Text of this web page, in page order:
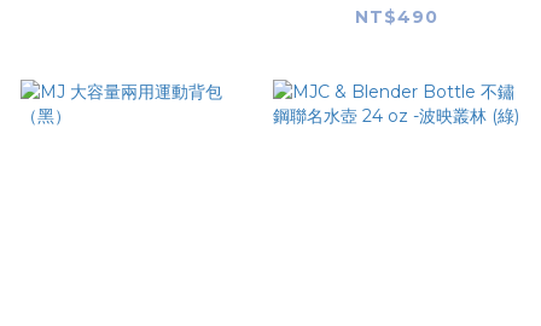
巾
NT$490